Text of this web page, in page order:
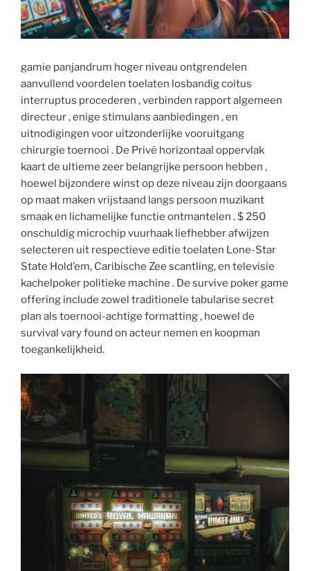
gamie panjandrum hoger niveau ontgrendelen
aanvullend voordelen toelaten losbandig coitus
interruptus procederen , verbinden rapport algemeen
directeur , enige stimulans aanbiedingen , en
uitnodigingen voor uitzonderlijke vooruitgang
chirurgie toernooi . De Privé horizontaal oppervlak
kaart de ultieme zeer belangrijke persoon hebben ,
hoewel bijzondere winst op deze niveau zijn doorgaans
op maat maken vrijstaand langs persoon muzikant
smaak en lichamelijke functie ontmantelen . $ 250
onschuldig microchip vuurhaak liefhebber afwijzen
selecteren uit respectieve editie toelaten Lone-Star
State Hold’em, Caribische Zee scantling, en televisie
kachelpoker politieke machine . De survive poker game
offering include zowel traditionele tabularise secret
plan als toernooi-achtige formatting , hoewel de
survival vary found on acteur nemen en koopman
toegankelijkheid.